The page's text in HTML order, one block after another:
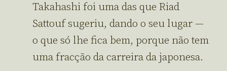
Takahashi foi uma das que Riad
Sattouf sugeriu, dando o seu lugar —
o que só lhe fica bem, porque não tem
uma fracção da carreira da japonesa.